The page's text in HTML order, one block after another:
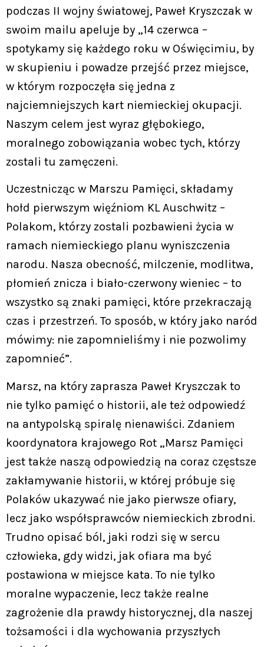
podczas II wojny światowej, Paweł Kryszczak w
swoim mailu apeluje by „14 czerwca –
spotykamy się każdego roku w Oświęcimiu, by
w skupieniu i powadze przejść przez miejsce,
w którym rozpoczęła się jedna z
najciemniejszych kart niemieckiej okupacji.
Naszym celem jest wyraz głębokiego,
moralnego zobowiązania wobec tych, którzy
zostali tu zamęczeni.
Uczestnicząc w Marszu Pamięci, składamy
hołd pierwszym więźniom KL Auschwitz –
Polakom, którzy zostali pozbawieni życia w
ramach niemieckiego planu wyniszczenia
narodu. Nasza obecność, milczenie, modlitwa,
płomień znicza i biało-czerwony wieniec – to
wszystko są znaki pamięci, które przekraczają
czas i przestrzeń. To sposób, w który jako naród
mówimy: nie zapomnieliśmy i nie pozwolimy
zapomnieć”.
Marsz, na który zaprasza Paweł Kryszczak to
nie tylko pamięć o historii, ale też odpowiedź
na antypolską spiralę nienawiści. Zdaniem
koordynatora krajowego Rot „Marsz Pamięci
jest także naszą odpowiedzią na coraz częstsze
zakłamywanie historii, w której próbuje się
Polaków ukazywać nie jako pierwsze ofiary,
lecz jako współsprawców niemieckich zbrodni.
Trudno opisać ból, jaki rodzi się w sercu
człowieka, gdy widzi, jak ofiara ma być
postawiona w miejsce kata. To nie tylko
moralne wypaczenie, lecz także realne
zagrożenie dla prawdy historycznej, dla naszej
tożsamości i dla wychowania przyszłych